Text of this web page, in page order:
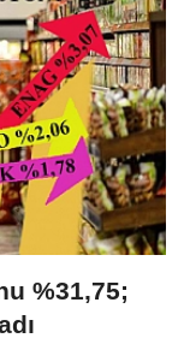
%31,75;